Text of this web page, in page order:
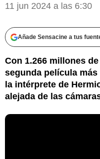
11 jun 2024 a las 6:30
Añade Sensacine a tus
Con 1.266 millones
segunda película
la intérprete de
alejada de las